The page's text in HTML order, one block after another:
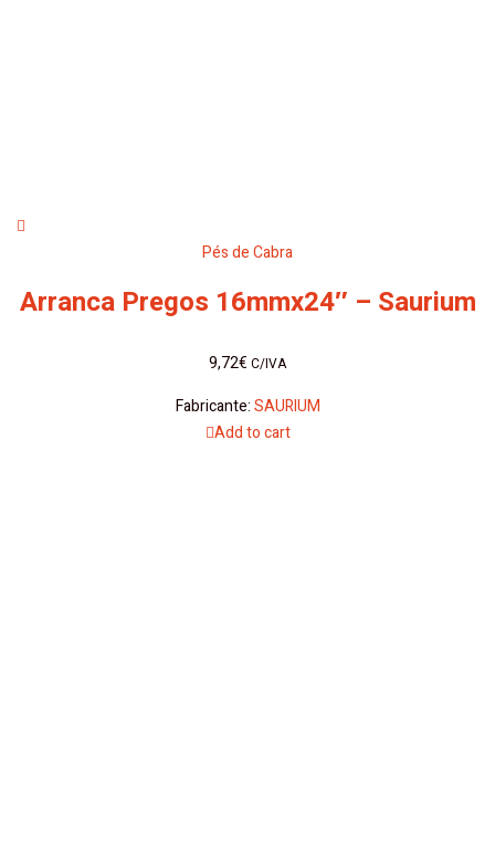
Pés de Cabra
Arranca Pregos 16mmx24″ – Saurium
9,72€ C/IVA
Fabricante:SAURIUM
Add to cart